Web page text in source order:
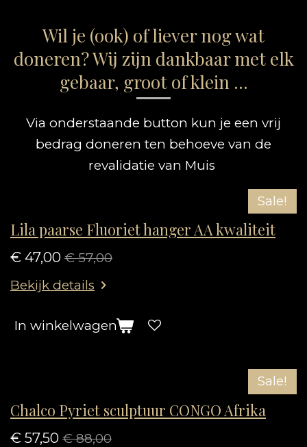
Wil je (ook) of liever nog wat
doneren? Wij zijn dankbaar met elk
gebaar, groot of klein ...
Via onderstaande button kun je een vrij
bedrag doneren ten behoeve van de
revalidatie van Muis
Sale!
Lila paarse Fluoriet hanger AA kwaliteit
€ 47,00 € 57,00
Bekijk details
In winkelwagen
Sale!
Chalco Pyriet sculptuur CONGO Afrika
€ 57,50 € 88,00